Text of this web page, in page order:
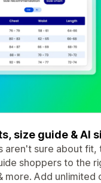
size guide & AI
aren't sure about
shoppers to the
Add unlimited